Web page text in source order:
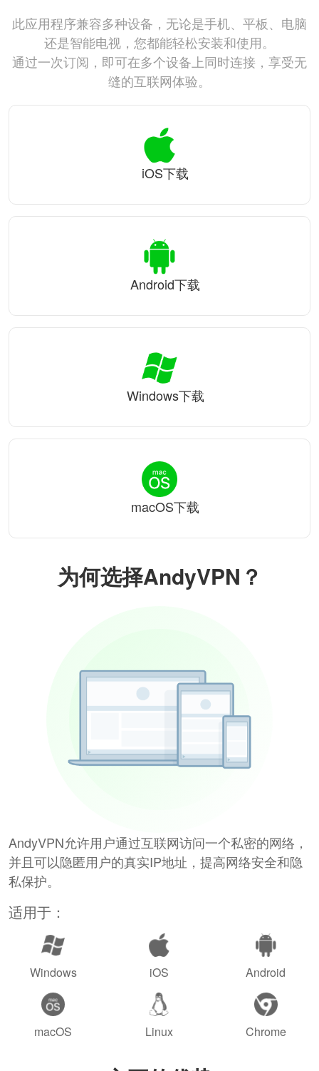
为何选择AndyVPN？
AndyVPN允许用户通过互联网访问一个私密的网络，
并且可以隐匿用户的真实IP地址，提高网络安全和隐
私保护。
适用于：
Windows iOS Android
macOS Linux Chrome
此应用程序兼容多种设备，无论是手机、平板、电脑
还是智能电视，您都能轻松安装和使用。
通过一次订阅，即可在多个设备上同时连接，享受无
缝的互联网体验。
iOS下载
Android下载
Windows下载
macOS下载